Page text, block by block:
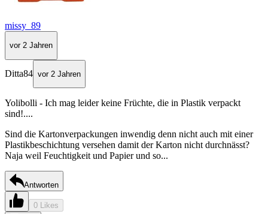
missy_89
vor 2 Jahren
Ditta84 vor 2 Jahren
Yolibolli - Ich mag leider keine Früchte, die in Plastik verpackt
sind!....
Sind die Kartonverpackungen inwendig denn nicht auch mit einer
Plastikbeschichtung versehen damit der Karton nicht durchnässt?
Naja weil Feuchtigkeit und Papier und so...
Antworten
0 Likes